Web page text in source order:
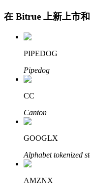
借貸寶
借貸數字貨幣，及
在 Bitrue 上新上市
PIPEDOG
Pipedog
CC
Canton
GOOGLX
Alphabet tokenized
AMZNX